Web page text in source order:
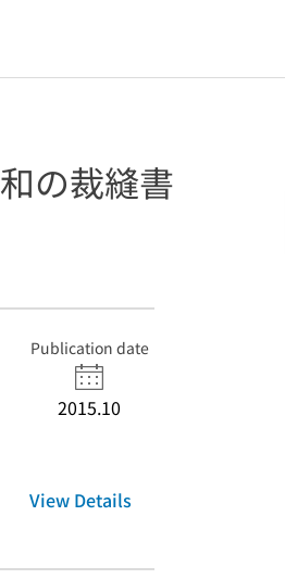
の裁縫書
Publication date
2015.10
View Details